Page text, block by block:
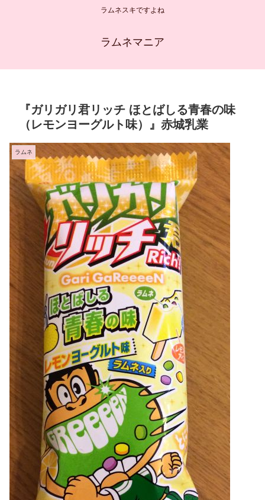
ラムネスキですよね
ラムネマニア
『ガリガリ君リッチ ほとばしる青春の味
（レモンヨーグルト味）』赤城乳業
ラムネ